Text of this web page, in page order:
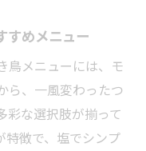
銘酒
すめの居酒屋
鳥イベント情報
の幸の絶妙な組
すめメニュー
鳥メニューには、モ
ら、一風変わったつ
彩な選択肢が揃って
特徴で、塩でシンプ